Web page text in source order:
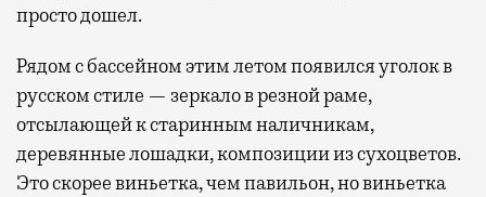
просто дошел.
Рядом с бассейном этим летом появился уголок в
русском стиле — зеркало в резной раме,
отсылающей к старинным наличникам,
деревянные лошадки, композиции из сухоцветов.
Это скорее виньетка, чем павильон, но виньетка